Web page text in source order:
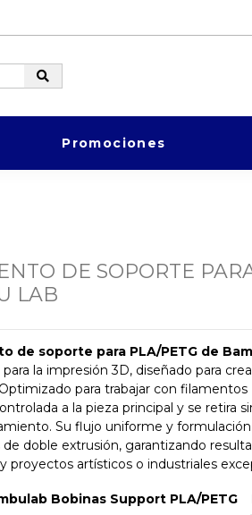
Promociones
DE SOPORTE
LAB
de soporte para PLA/PETG de
la impresión 3D, diseñado para
para trabajar con filamentos
a la pieza principal y se retira
Su flujo uniforme y
de doble extrusión, garantizando
proyectos artísticos o industriales
Bobinas Support PLA/PETG